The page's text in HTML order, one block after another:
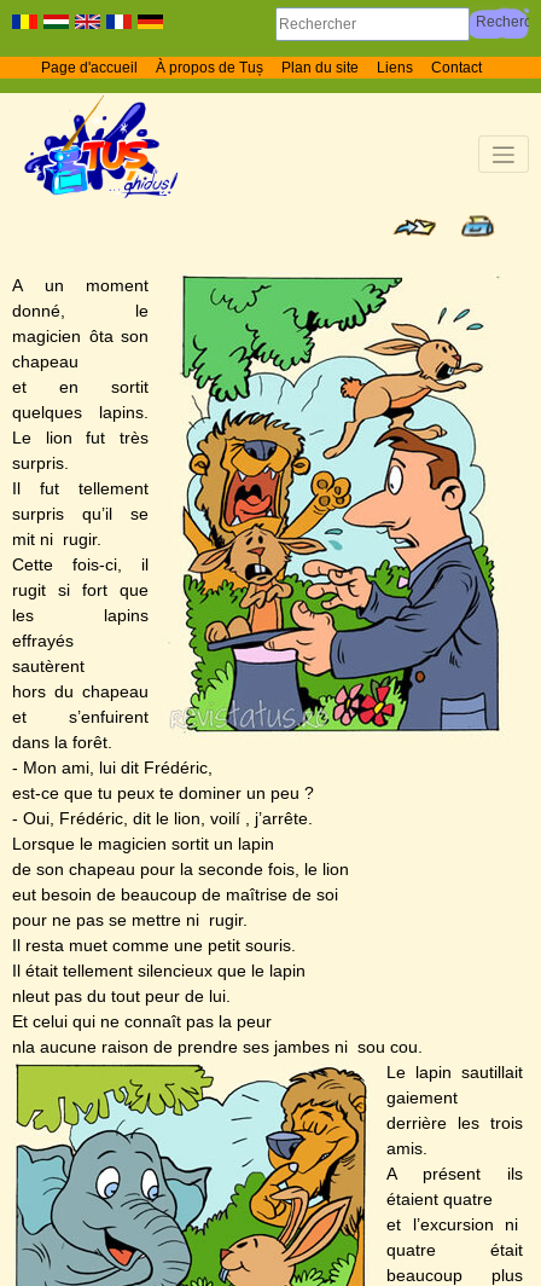
Page d'accueil À propos de Tuș Plan du site Liens Contact
A un moment
donné, le
magicien ôta son
chapeau
et en sortit
quelques lapins.
Le lion fut très
surpris.
Il fut tellement
surpris qu’il se
mit ni rugir.
Cette fois-ci, il
rugit si fort que
les lapins
effrayés
sautèrent
hors du chapeau
et s’enfuirent
dans la forêt.
- Mon ami, lui dit Frédéric,
est-ce que tu peux te dominer un peu ?
- Oui, Frédéric, dit le lion, voilí , j’arrête.
Lorsque le magicien sortit un lapin
de son chapeau pour la seconde fois, le lion
eut besoin de beaucoup de maîtrise de soi
pour ne pas se mettre ni rugir.
Il resta muet comme une petit souris.
Il était tellement silencieux que le lapin
nleut pas du tout peur de lui.
Et celui qui ne connaît pas la peur
nla aucune raison de prendre ses jambes ni sou cou.
Le lapin sautillait
gaiement
derrière les trois
amis.
A présent ils
étaient quatre
et l’excursion ni
quatre était
beaucoup plus